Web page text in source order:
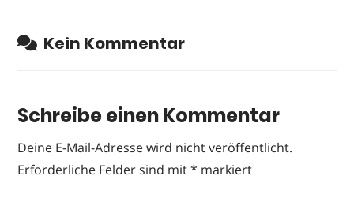
Kein Kommentar
Schreibe einen Kommentar
Deine E-Mail-Adresse wird nicht veröffentlicht.
Erforderliche Felder sind mit* markiert